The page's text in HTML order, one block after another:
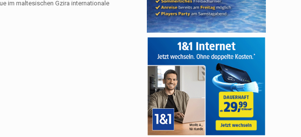
im maltesischen Gzira internationale